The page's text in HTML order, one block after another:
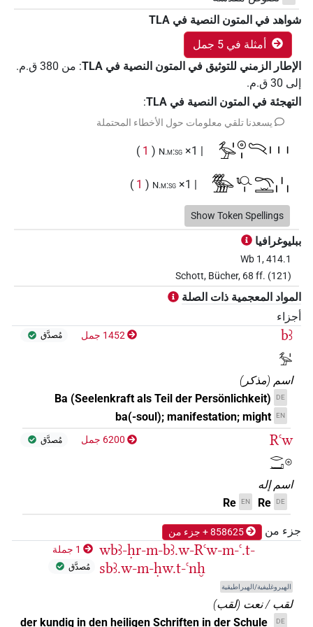
شواهد في المتون النصية في ‏TLA
أمثلة في 5 جمل
الإطار الزمني للتوثيق في المتون النصية في ‏TLA
: من 380 ق.م.
إلى 30 ق.م.
التهجئة في المتون النصية في TLA
:
يسعدنا تلقي معلومات حول الأخطاء المحتملة
𓅡𓏤𓇳𓏤𓍽𓏥
N.m:sg
(
1
)
𓅢𓇴𓏤𓍼𓏛𓏨
N.m:sg
(
1
)
𓰺𓇴𓍼𓏤
| 1×
𔌨𓏥
Show Token Spellings
ببليوغرافيا
Wb 1, 414.1
Schott, Bücher, 68 ff. (121)
المواد المعجمية ذات الصلة
أجزاء
bꜣ
𓅡𓏤
1452 جمل مُصدَّق
اسم (مذكر)
DE
Ba (Seelenkraft als Teil der Persönlichkeit)
EN
ba(-soul); manifestation; might
Rꜥw
𓂋𓂝𓇳
6200 جمل مُصدَّق
اسم إله
DE
Re
EN
Re
جزء من 858625 + جزء من
wbꜣ-ḥr-m-bꜣ.w-Rꜥw-m-ꜥ.t-
sbꜣ.w-m-ḥw.t-ꜥnḫ
الهيروغليفية/الهيراطيقية
1 جملة
مُصدَّق
لقب / نعت (لقب)
DE
der kundig in den heiligen Schriften in der Schule